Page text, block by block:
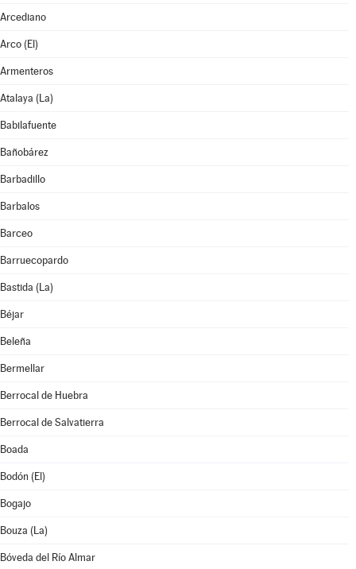
Arcediano
Arco (El)
Armenteros
Atalaya (La)
Babilafuente
Bañobárez
Barbadillo
Barbalos
Barceo
Barruecopardo
Bastida (La)
Béjar
Beleña
Bermellar
Berrocal de Huebra
Berrocal de Salvatierra
Boada
Bodón (El)
Bogajo
Bouza (La)
Bóveda del Río Almar